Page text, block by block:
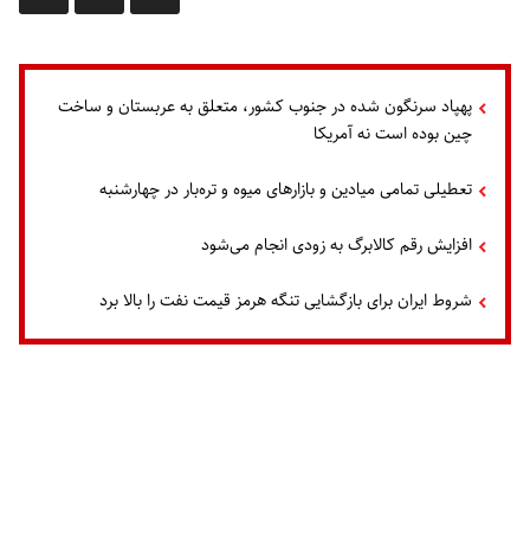
پهپاد سرنگون شده در جنوب کشور، متعلق به عربستان و ساخت
چین بوده است نه آمریکا
تعطیلی تمامی میادین و بازارهای میوه و تره‌بار در چهارشنبه
افزایش رقم کالابرگ به زودی انجام می‌شود
شروط ایران برای بازگشایی تنگه هرمز قیمت نفت را بالا برد